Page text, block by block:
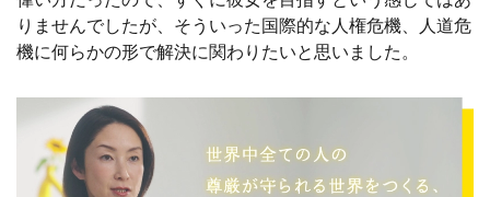
りませんでしたが、そういった国際的な人権危機、人道危
機に何らかの形で解決に関わりたいと思いました。